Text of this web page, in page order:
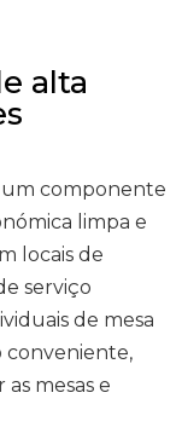
alta
um componente
limpa e
locais de
serviço
de mesa
conveniente,
mesas e